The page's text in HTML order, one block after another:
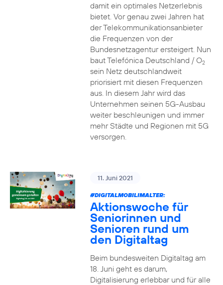
damit ein optimales Netzerlebnis
bietet. Vor genau zwei Jahren hat
der Telekommunikationsanbieter
die Frequenzen von der
Bundesnetzagentur ersteigert. Nun
baut Telefónica Deutschland / O2
sein Netz deutschlandweit
priorisiert mit diesen Frequenzen
aus. In diesem Jahr wird das
Unternehmen seinen 5G-Ausbau
weiter beschleunigen und immer
mehr Städte und Regionen mit 5G
versorgen.
11. Juni 2021
#DIGITALMOBILIMALTER:
Aktionswoche für
Seniorinnen und
Senioren rund um
den Digitaltag
Beim bundesweiten Digitaltag am
18. Juni geht es darum,
Digitalisierung erlebbar und für alle